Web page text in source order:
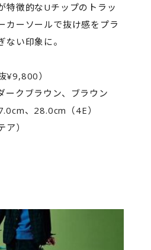
特徴的なUチップのトラッ
カーソールで抜け感をプラ
い印象に。
¥9,800）
ークブラウン、ブラウン
、28.0cm（4E）
）